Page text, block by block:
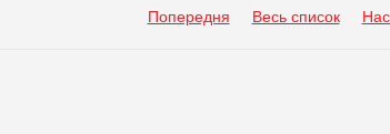
Попередня Весь список